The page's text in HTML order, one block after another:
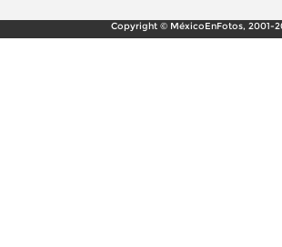
Copyright © MéxicoEnFotos, 2001-